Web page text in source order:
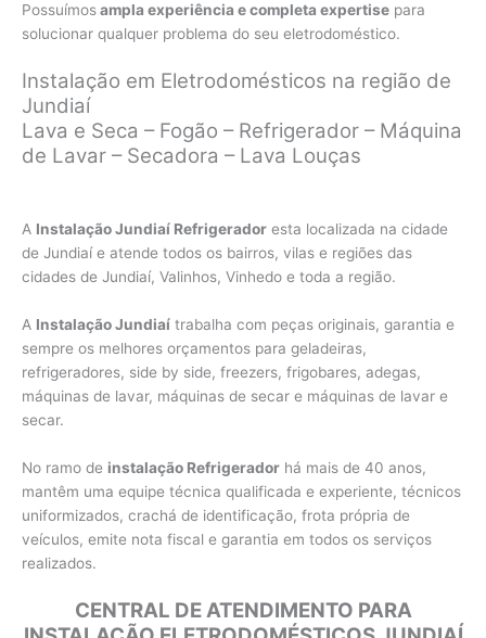
Possuímosampla experiência e completa expertise para
solucionar qualquer problema do seu eletrodoméstico.
Instalação em Eletrodomésticos na região de
Jundiaí
Lava e Seca – Fogão – Refrigerador – Máquina
de Lavar – Secadora – Lava Louças
A Instalação Jundiaí Refrigerador esta localizada na cidade
de Jundiaí e atende todos os bairros, vilas e regiões das
cidades de Jundiaí, Valinhos, Vinhedo e toda a região.
A Instalação Jundiaí trabalha com peças originais, garantia e
sempre os melhores orçamentos para geladeiras,
refrigeradores, side by side, freezers, frigobares, adegas,
máquinas de lavar, máquinas de secar e máquinas de lavar e
secar.
No ramo de instalação Refrigerador há mais de 40 anos,
mantêm uma equipe técnica qualificada e experiente, técnicos
uniformizados, crachá de identificação, frota própria de
veículos, emite nota fiscal e garantia em todos os serviços
realizados.
CENTRAL DE ATENDIMENTO PARA